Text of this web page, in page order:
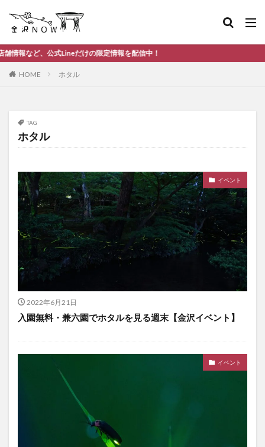
けの限定情報を配信中！
HOME ホタル
TAG
ホタル
イベント
2022年6月21日
入園無料・兼六園でホタルを見る週末【金沢イベント】
イベント